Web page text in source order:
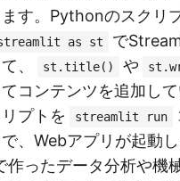
す。Pythonのスクリ
as st
で
、
st.title() や
コンテンツを追加し
プトを
streamlit run
、Webアプリが起動し
作ったデータ分析や機